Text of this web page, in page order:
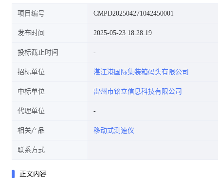
项目编号 CMPD202504271042450001
发布时间 2025-05-23 18:28:19
投标截止时间
招标单位 湛江港国际集装箱码头有限公司
中标单位 雷州市铭立信息科技有限公司
代理单位
相关产品 移动式测速仪
联系方式
正文内容